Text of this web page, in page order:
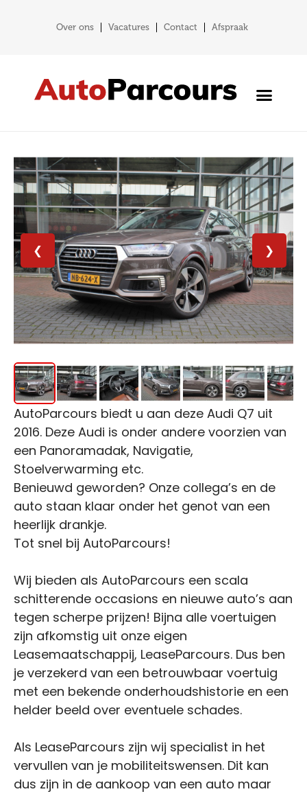
Over ons Vacatures Contact Afspraak
❮ ❯
AutoParcours biedt u aan deze Audi Q7 uit
2016. Deze Audi is onder andere voorzien van
een Panoramadak, Navigatie,
Stoelverwarming etc.
Benieuwd geworden? Onze collega’s en de
auto staan klaar onder het genot van een
heerlijk drankje.
Tot snel bij AutoParcours!
Wij bieden als AutoParcours een scala
schitterende occasions en nieuwe auto’s aan
tegen scherpe prijzen! Bijna alle voertuigen
zijn afkomstig uit onze eigen
Leasemaatschappij, LeaseParcours. Dus ben
je verzekerd van een betrouwbaar voertuig
met een bekende onderhoudshistorie en een
helder beeld over eventuele schades.
Als LeaseParcours zijn wij specialist in het
vervullen van je mobiliteitswensen. Dit kan
dus zijn in de aankoop van een auto maar